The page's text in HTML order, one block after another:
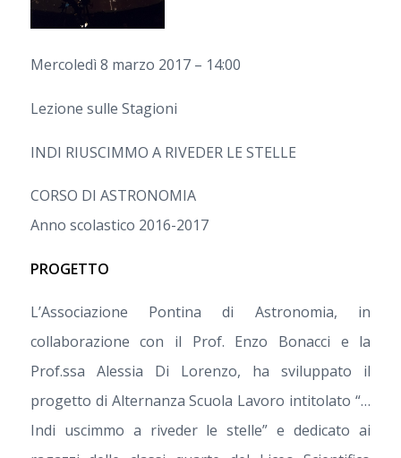
Mercoledì 8 marzo 2017 – 14:00
Lezione sulle Stagioni
INDI RIUSCIMMO A RIVEDER LE STELLE
CORSO DI ASTRONOMIA
Anno scolastico 2016-2017
PROGETTO
L’Associazione Pontina di Astronomia, in
collaborazione con il Prof. Enzo Bonacci e la
Prof.ssa Alessia Di Lorenzo, ha sviluppato il
progetto di Alternanza Scuola Lavoro intitolato “…
Indi uscimmo a riveder le stelle” e dedicato ai